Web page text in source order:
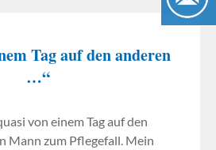
Tag auf den anderen
…“
von einem Tag auf den
Mann zum Pflegefall. Mein